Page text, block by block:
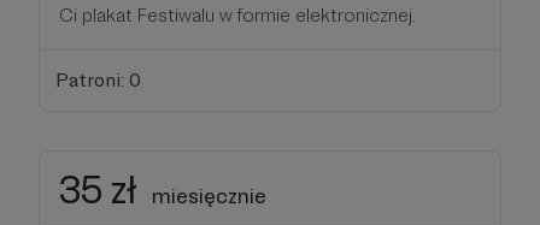
Ci plakat Festiwalu w formie elektronicznej.
Patroni: 0
35 zł miesięcznie